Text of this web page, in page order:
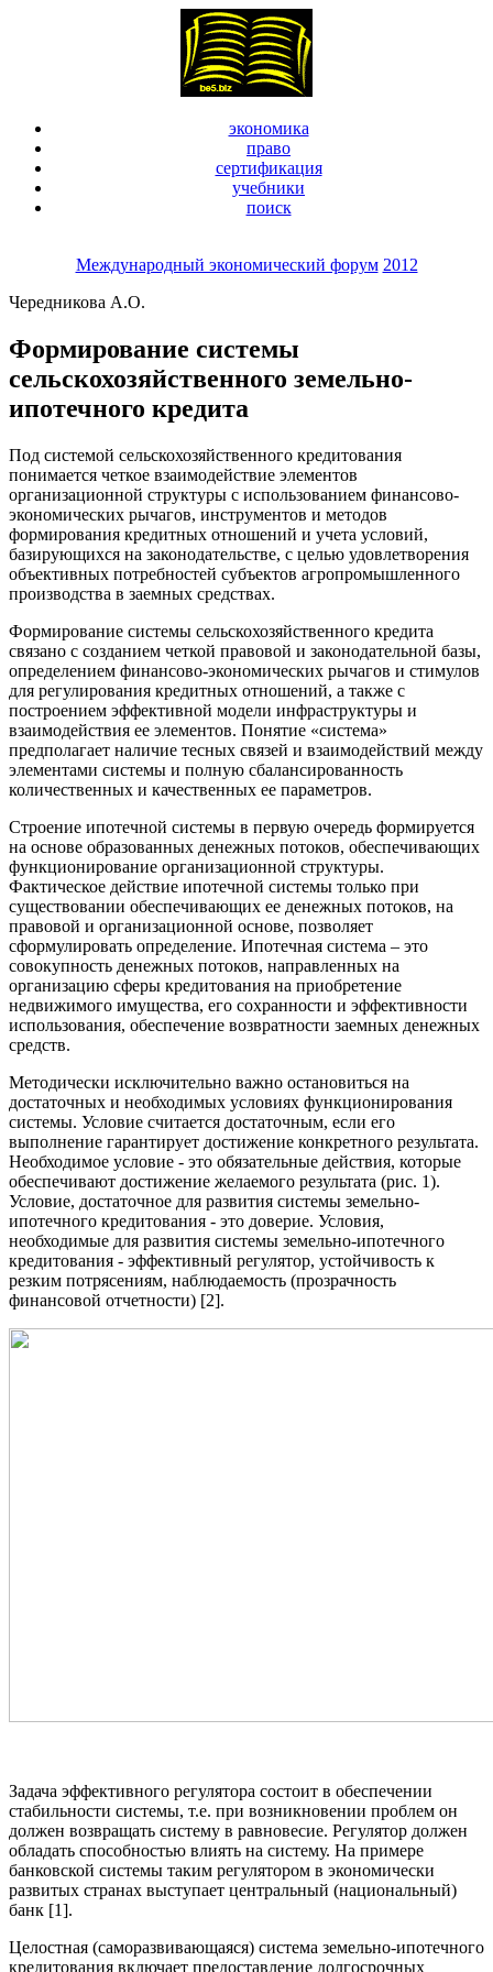
экономика
право
сертификация
учебники
поиск
Международный экономический форум 2012
Чередникова А.О.
Формирование системы
сельскохозяйственного земельно-
ипотечного кредита
Под системой сельскохозяйственного кредитования
понимается четкое взаимодействие элементов
организационной структуры с использованием финансово-
экономических рычагов, инструментов и методов
формирования кредитных отношений и учета условий,
базирующихся на законодательстве, с целью удовлетворения
объективных потребностей субъектов агропромышленного
производства в заемных средствах.
Формирование системы сельскохозяйственного кредита
связано с созданием четкой правовой и законодательной базы,
определением финансово-экономических рычагов и стимулов
для регулирования кредитных отношений, а также с
построением эффективной модели инфраструктуры и
взаимодействия ее элементов. Понятие «система»
предполагает наличие тесных связей и взаимодействий между
элементами системы и полную сбалансированность
количественных и качественных ее параметров.
Строение ипотечной системы в первую очередь формируется
на основе образованных денежных потоков, обеспечивающих
функционирование организационной структуры.
Фактическое действие ипотечной системы только при
существовании обеспечивающих ее денежных потоков, на
правовой и организационной основе, позволяет
сформулировать определение. Ипотечная система – это
совокупность денежных потоков, направленных на
организацию сферы кредитования на приобретение
недвижимого имущества, его сохранности и эффективности
использования, обеспечение возвратности заемных денежных
средств.
Методически исключительно важно остановиться на
достаточных и необходимых условиях функционирования
системы. Условие считается достаточным, если его
выполнение гарантирует достижение конкретного результата.
Необходимое условие - это обязательные действия, которые
обеспечивают достижение желаемого результата (рис. 1).
Условие, достаточное для развития системы земельно-
ипотечного кредитования - это доверие. Условия,
необходимые для развития системы земельно-ипотечного
кредитования - эффективный регулятор, устойчивость к
резким потрясениям, наблюдаемость (прозрачность
финансовой отчетности) [2].
Задача эффективного регулятора состоит в обеспечении
стабильности системы, т.е. при возникновении проблем он
должен возвращать систему в равновесие. Регулятор должен
обладать способностью влиять на систему. На примере
банковской системы таким регулятором в экономически
развитых странах выступает центральный (национальный)
банк [1].
Целостная (саморазвивающаяся) система земельно-ипотечного
кредитования включает предоставление долгосрочных